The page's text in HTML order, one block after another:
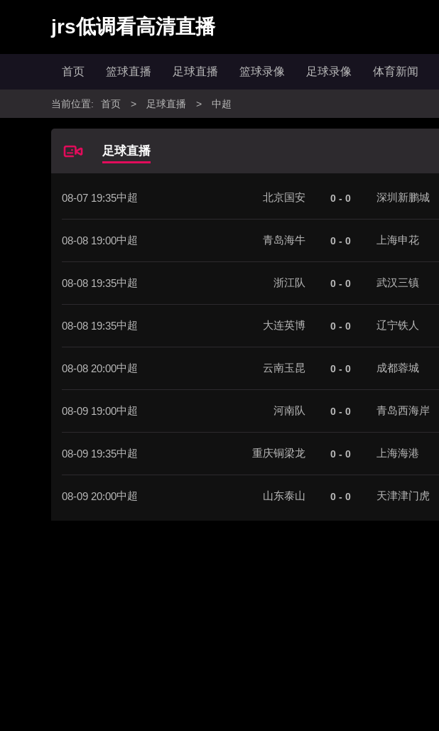
jrs低调看高清直播
首页 篮球直播 足球直播 篮球录像 足球录像 体育新闻
当前位置: 首页 > 足球直播 > 中超
足球直播
08-07 19:35中超 北京国安 0 - 0 深圳新鹏城
08-08 19:00中超 青岛海牛 0 - 0 上海申花
08-08 19:35中超 浙江队 0 - 0 武汉三镇
08-08 19:35中超 大连英博 0 - 0 辽宁铁人
08-08 20:00中超 云南玉昆 0 - 0 成都蓉城
08-09 19:00中超 河南队 0 - 0 青岛西海岸
08-09 19:35中超 重庆铜梁龙 0 - 0 上海海港
08-09 20:00中超 山东泰山 0 - 0 天津津门虎